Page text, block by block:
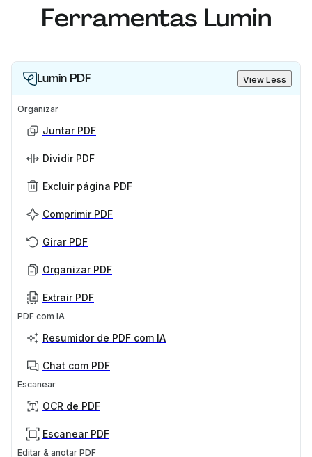
Ferramentas Lumin
Lumin PDF View Less
Organizar
Juntar PDF
Dividir PDF
Excluir página PDF
Comprimir PDF
Girar PDF
Organizar PDF
Extrair PDF
PDF com IA
Resumidor de PDF com IA
Chat com PDF
Escanear
OCR de PDF
Escanear PDF
Editar & anotar PDF